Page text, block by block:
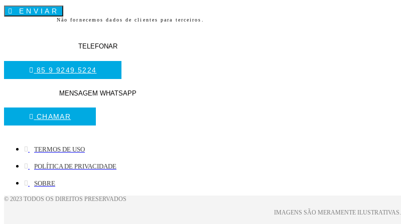
ENVIAR
Não fornecemos dados de clientes para terceiros.
TELEFONAR
85 9 9249.5224
MENSAGEM WHATSAPP
CHAMAR
TERMOS DE USO
POLÍTICA DE PRIVACIDADE
SOBRE
© 2023 TODOS OS DIREITOS PRESERVADOS
IMAGENS SÃO MERAMENTE ILUSTRATIVAS.